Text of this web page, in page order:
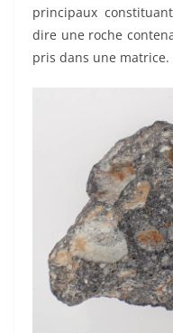
principaux
dire une roche
pris dans une matrice.